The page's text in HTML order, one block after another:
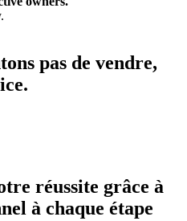
pas de vendre,
réussite grâce à
à chaque étape